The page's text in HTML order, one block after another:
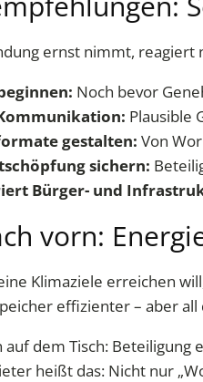
ernst nimmt, reagiert
Noch bevor
Plausible
gestalten: Von
sichern:
Bürger- und
vorn:
Klimaziele erreichen
effizienter – aber
auf dem Tisch:
heißt das: Nicht nur